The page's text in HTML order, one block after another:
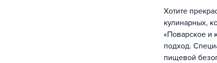
Хотите
кулинарных,
«Поварское и
подход.
пищевой